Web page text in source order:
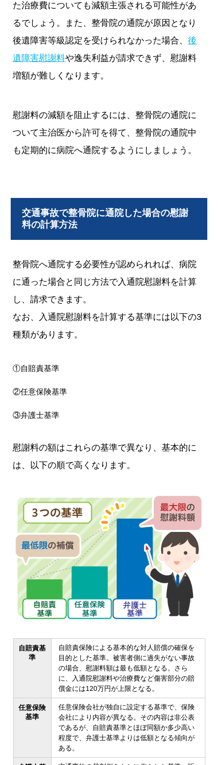
た治療費についても減額主張される可能性があ
るでしょう。また、整骨院の通院が原因となり
後遺障害等級認定を受けられなかった場合、後
遺障害慰謝料や逸失利益が請求できず、慰謝料
増額が難しくなります。
慰謝料の減額を阻止するには、整骨院の通院に
ついて主治医から許可を得て、整骨院の通院中
も定期的に病院へ通院するようにしましょう。
交通事故で整骨院に通院した場合の慰謝
料の計算方法
整骨院へ通院する必要性が認められれば、病院
に通った場合と同じ方法で入通院慰謝料を計算
し、請求できます。
なお、入通院慰謝料を計算する基準には以下の3
種類があります。
①自賠責基準
②任意保険基準
③弁護士基準
慰謝料の額はこれらの基準で異なり、基本的に
は、以下の順で高くなります。
自賠責基
準
自賠責保険による基本的な対人賠償の確保を
目的とした基準。被害者側に過失がない事故
の場合、慰謝料額は最も低額となる。さら
に、入通院慰謝料や治療費など傷害部分の賠
償金には120万円が上限となる。
任意保険
基準
任意保険会社が独自に設定する基準で、保険
会社により内容が異なる。その内容は非公表
であるが、自賠責基準とほぼ同額か多少高い
程度で、弁護士基準よりは低額となる傾向が
ある。